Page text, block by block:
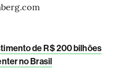
de R$ 200 bilhões
no Brasil